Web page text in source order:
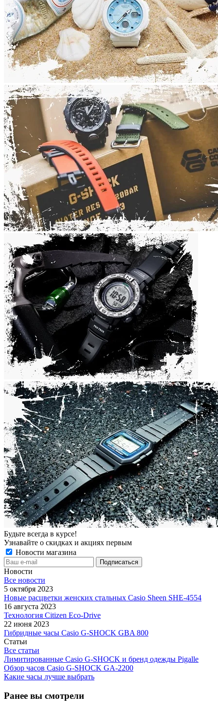
Будьте всегда в курсе!
Узнавайте о скидках и акциях первым
Новости магазина
Новости
Все новости
5 октября 2023
Новые расцветки женских стальных Casio Sheen SHE-4554
16 августа 2023
Технология Citizen Eco-Drive
22 июня 2023
Гибридные часы Casio G-SHOCK GBA 800
Статьи
Все статьи
Лимитированные Casio G-SHOCK и бренд одежды Pigalle
Обзор часов Casio G-SHOCK GA-2200
Какие часы лучше выбрать
Ранее вы смотрели